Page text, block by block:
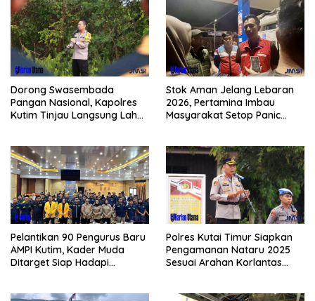
Dorong Swasembada
Pangan Nasional, Kapolres
Kutim Tinjau Langsung Lahan
Stok Aman Jelang Lebaran
2026, Pertamina Imbau
Masyarakat Setop Panic
Pelantikan 90 Pengurus Baru
AMPI Kutim, Kader Muda
Ditarget Siap Hadapi
Polres Kutai Timur Siapkan
Pengamanan Nataru 2025
Sesuai Arahan Korlantas